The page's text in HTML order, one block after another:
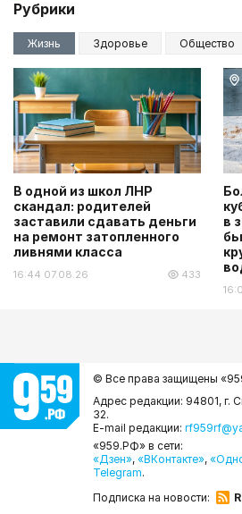
Рубрики
Жизнь Здоровье Общество
В одной из школ ЛНР
скандал: родителей
заставили сдавать деньги
на ремонт затопленного
ливнями класса
16:44 07.08.26 433
в
© Все права защищены
Адрес редакции: 94801, г.
32.
E-mail редакции:
«959.РФ» в сети:
«Дзен», «ВКонтакте»,
Telegram.
Подписка на новости: